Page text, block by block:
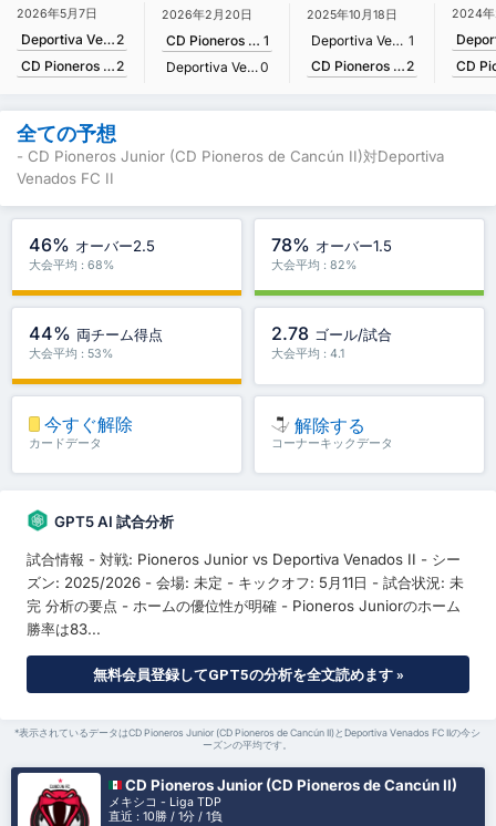
2026年5月7日
Deportiva Venados FC II2
CD Pioneros Junior (CD Pioneros de Cancún II)2
2026年2月20日
CD Pioneros Junior (CD Pioneros de Cancún II) 1
Deportiva Venados FC II 0
2025年10月18日
Deportiva Venados FC II 1
CD Pioneros Junior (CD Pioneros de Cancún II) 2
2024
全ての予想
- CD Pioneros Junior (CD Pioneros de Cancún II)対Deportiva
Venados FC II
46% オーバー2.5
大会平均 : 68%
78% オーバー1.5
大会平均 : 82%
44% 両チーム得点
大会平均 : 53%
2.78 ゴール/試合
大会平均 : 4.1
今すぐ解除
カードデータ
解除する
コーナーキックデータ
GPT5 AI 試合分析
試合情報 - 対戦: Pioneros Junior vs Deportiva Venados II - シー
ズン: 2025/2026 - 会場: 未定 - キックオフ: 5月11日 - 試合状況: 未
完 分析の要点 - ホームの優位性が明確 - Pioneros Juniorのホーム
勝率は83...
無料会員登録してGPT5の分析を全文読めます »
*表示されているデータはCD Pioneros Junior (CD Pioneros de Cancún II)とDeportiva Venados FC IIの今シ
ーズンの平均です。
CD Pioneros Junior (CD Pioneros de Cancún II)
メキシコ - Liga TDP
直近 : 10勝 / 1分 / 1負